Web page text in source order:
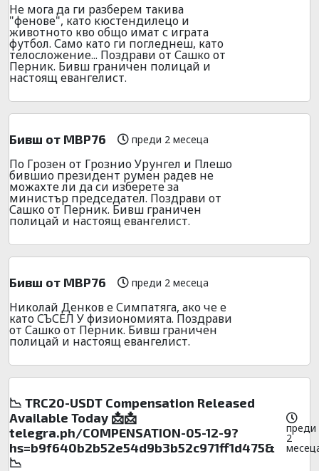
Не мога да ги разберем такива
"фенове", като кюстендилецо и
животното кво общо имат с играта
футбол. Само като ги погледнеш, като
телосложение... Поздрави от Сашко от
Перник. Бивш граничен полицай и
настоящ евангелист.
Бивш от МВР76 преди 2 месеца
По Грозен от Грознио Урунгел и Плешо
бившио президент румен радев не
можахте ли да си изберете за
министър председател. Поздрави от
Сашко от Перник. Бивш граничен
полицай и настоящ евангелист.
Бивш от МВР76 преди 2 месеца
Николай Денков е Симпатяга, ако че е
като СЪСЕЛ У физиономията. Поздрави
от Сашко от Перник. Бивш граничен
полицай и настоящ евангелист.
📉 TRC20-USDT Compensation Released
Available Today 📩📩
telegra.ph/COMPENSATION-05-12-9?
hs=b9f640b2b52e54d9b3b52c971ff1d475&
📉
преди
2